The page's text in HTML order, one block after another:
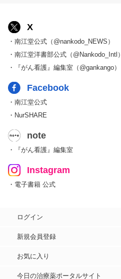
X
・南江堂公式（@nankodo_NEWS）
・南江堂洋書部公式（@Nankodo_Intl）
・『がん看護』編集室（@gankango）
Facebook
・南江堂公式
・NurSHARE
note
・『がん看護』編集室
Instagram
・電子書籍 公式
ログイン
新規会員登録
お気に入り
今日の治療薬ポータルサイト